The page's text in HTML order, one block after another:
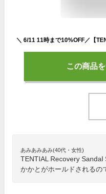
この商品
あみあみあみ(40代・女性)
TENTIAL Recovery Sandal
かかとがホールドされるの